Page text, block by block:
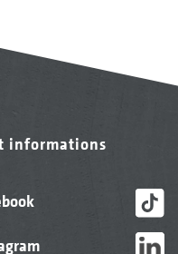
informations